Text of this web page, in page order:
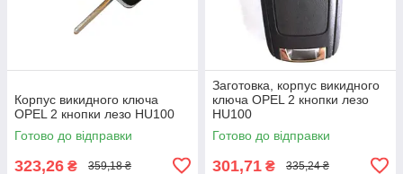
Корпус викидного ключа
OPEL 2 кнопки лезо HU100
Готово до відправки
323,26 ₴ 359,18 ₴
Заготовка, корпус викидного
ключа OPEL 2 кнопки лезо
HU100
Готово до відправки
301,71 ₴ 335,24 ₴